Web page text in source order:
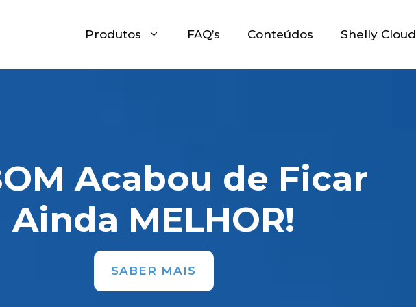
Produtos FAQ’s Conteúdos Shelly Cloud
Acabou de Ficar
Ainda MELHOR!
SABER MAIS